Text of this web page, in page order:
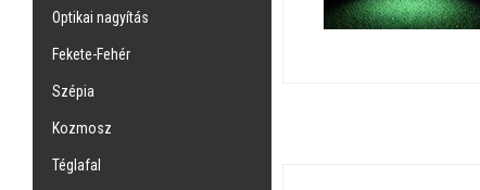
Optikai nagyítás
Fekete-Fehér
Szépia
Kozmosz
Téglafal